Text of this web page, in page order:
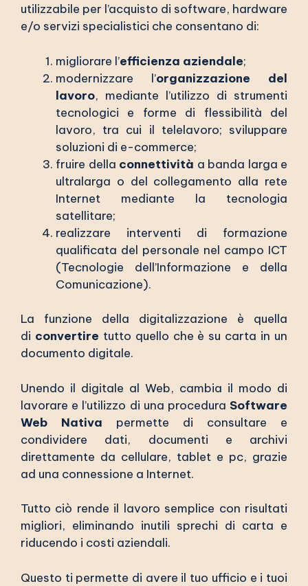
utilizzabile per l’acquisto di software, hardware
e/o servizi specialistici che consentano di:
migliorare l’efficienza aziendale;
modernizzare l’organizzazione del
lavoro, mediante l’utilizzo di strumenti
tecnologici e forme di flessibilità del
lavoro, tra cui il telelavoro; sviluppare
soluzioni di e-commerce;
fruire della connettività a banda larga e
ultralarga o del collegamento alla rete
Internet mediante la tecnologia
satellitare;
realizzare interventi di formazione
qualificata del personale nel campo ICT
(Tecnologie dell’Informazione e della
Comunicazione).
La funzione della digitalizzazione è quella
di convertire tutto quello che è su carta in un
documento digitale.
Unendo il digitale al Web, cambia il modo di
lavorare e l’utilizzo di una procedura Software
Web Nativa permette di consultare e
condividere dati, documenti e archivi
direttamente da cellulare, tablet e pc, grazie
ad una connessione a Internet.
Tutto ciò rende il lavoro semplice con risultati
migliori, eliminando inutili sprechi di carta e
riducendo i costi aziendali.
Questo ti permette di avere il tuo ufficio e i tuoi